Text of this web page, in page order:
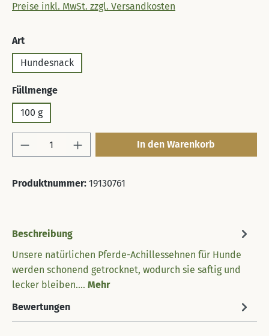
Preise inkl. MwSt. zzgl. Versandkosten
Artauswählen
Hundesnack
Füllmengeauswählen
100 g
Produkt Anzahl: Gib den gewünschten
In den Warenkorb
Produktnummer: 19130761
Beschreibung
Unsere natürlichen Pferde-Achillessehnen für Hunde
werden schonend getrocknet, wodurch sie saftig und
lecker bleiben.… Mehr
Bewertungen